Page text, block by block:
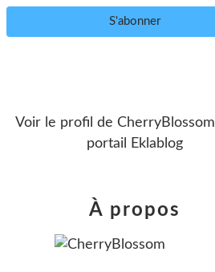
Voir le profil de CherryBlossom
portail Eklablog
À propos